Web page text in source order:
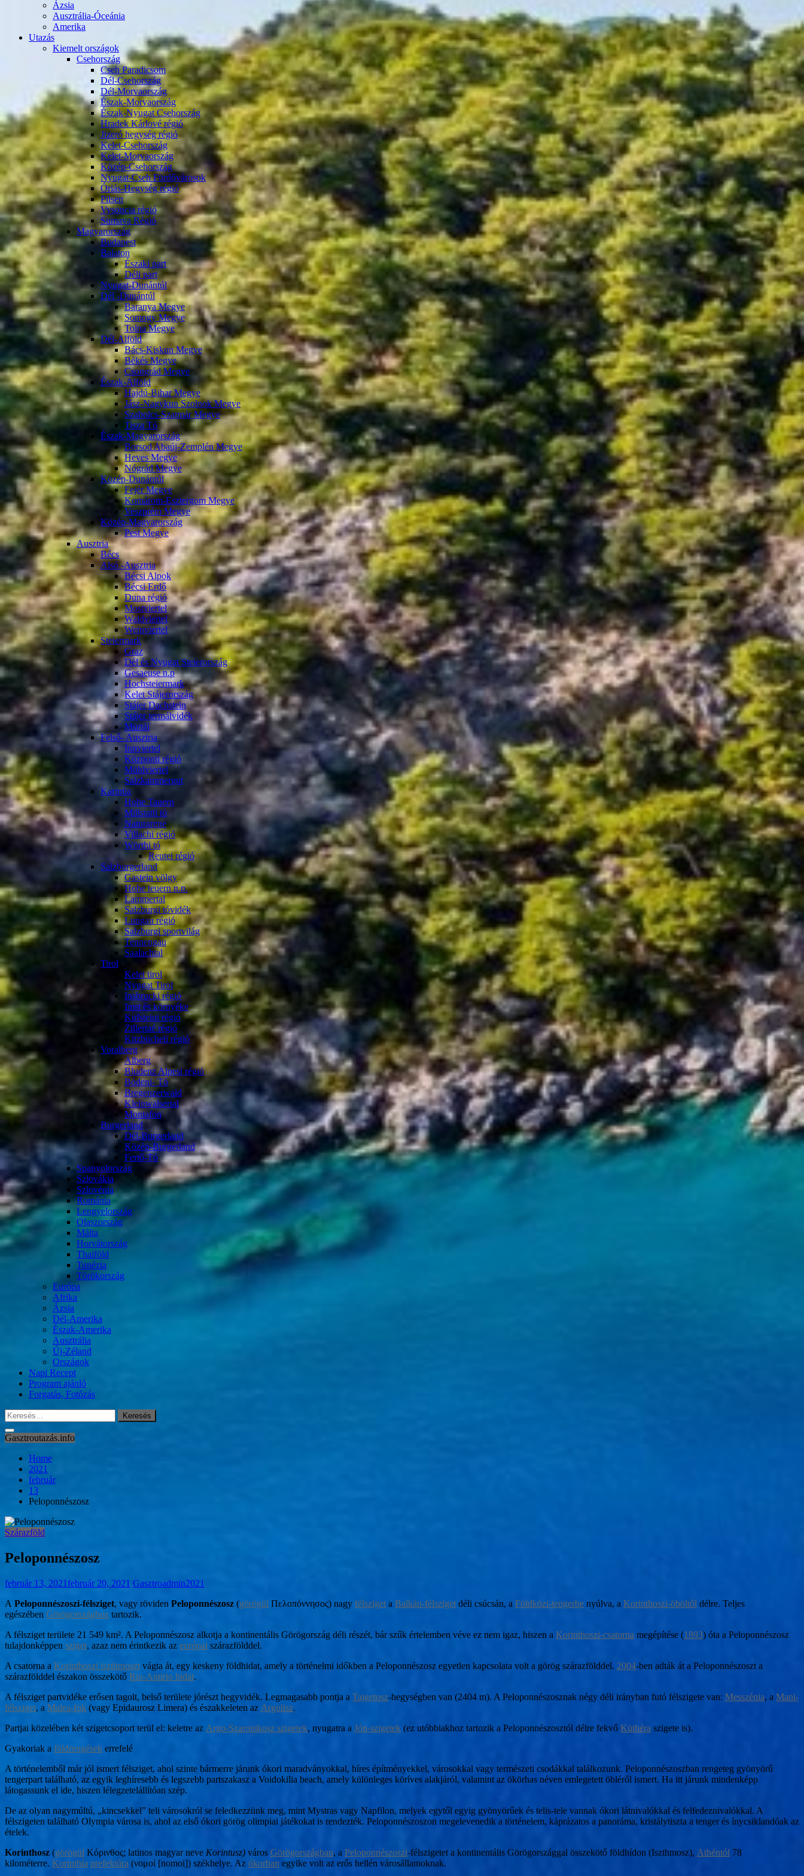
Ázsia
Ausztrália-Óceánia
Amerika
Utazás
Kiemelt országok
Csehország
Cseh Paradicsom
Dél-Csehország
Dél-Morvaország
Észak-Morvaország
Észak-Nyugat Csehország
Hradek Kárlové régió
Jizeró hegység régió
Kelet-Csehország
Kelet-Morvaország
Közép-Csehország
Nyugat-Cseh Fürdővárosok
Óriás-Hegység régió
Pilsen
Vysoncia régió
Sumava Régió
Magyarország
Budapest
Balaton
Északi part
Déli part
Nyugat-Dunántúl
Dél -Dunántúl
Baranya Megye
Somogy Megye
Tolna Megye
Dél-Alföld
Bács-Kiskun Megye
Békés Megye
Csongrád Megye
Észak-Alföld
Hajdú-Bihar Megye
Jász-Nagykun Szolnok Megye
Szabolcs-Szatmár Megye
Tisza Tó
Észak-Magyarország
Borsod Abaúj-Zemplén Megye
Heves Megye
Nógrád Megye
Közép-Dunántúl
Fejér Megye
Komárom-Esztergom Megye
Veszprém Megye
Közép-Magyarország
Pest Megye
Ausztria
Bécs
Alsó -Ausztria
Bécsi Alpok
Bécsi Erdő
Duna régió
Mostviertel
Waldviertel
Weinviertel
Steiermark
Graz
Dél és Nyugat Steierország
Gesaeuse n.p
Hochsteiermark
Kelet Stájerország
Stájer Dachstein
Stájer termálvidék
Murtál
Felső- Ausztria
Innviertel
Központi régió
Mühlviertel
Salzkammergut
Karintia
Hohe Tauern
Millstatti tó
Naturarene
Villachi régió
Wörthi tó
Reutei régió
Salzburgerland
Gastein völgy
Hohe teuern n.p.
Lammertal
Salzburgi tóvidék
Lungau régió
Salzburgi sportvilág
Tennengau
Saalachtal
Tirol
Kelet tirol
Nyugat Tirol
Insbrucki régió
Imst és környéke
Kufsteini régió
Zillertaé régió
Kitzbücheli régió
Voralberg
Alberg
Bludenz Alpesi régió
Bódeni- Tó
Bregenzerwald
Kleinwalsertal
Montafon
Burgerland
Dél-Burgerland
Közép-Burgerland
Fertő-Tó
Spanyolország
Szlovákia
Szlovénia
Románia
Lengyelország
Olaszország
Málta
Horvátország
Thaiföld
Tunézia
Törökország
Európa
Afrika
Ázsia
Dél-Amerika
Észak-Amerika
Ausztrália
Új-Zéland
Országok
Napi Recept
Program ajánló
Forgatás, Fotózás
Keresés:
Gasztroutazás.info
Home
2021
február
13
Peloponnészosz
Szárazföld
Peloponnészosz
február 13, 2021február 20, 2021 Gasztroadmin2021
A Peloponnészoszi-félsziget, vagy röviden Peloponnészosz (görögül Πελοπόννησος) nagy félsziget a Balkán-félsziget déli csúcsán, a Földközi-tengerbe nyúlva, a Korinthoszi-öböltől délre. Teljes
egészében Görögországhoz tartozik.
A félsziget területe 21 549 km². A Peloponnészosz alkotja a kontinentális Görögország déli részét, bár szűk értelemben véve ez nem igaz, hiszen a Korinthoszi-csatorna megépítése (1893) óta a Peloponnészosz
tulajdonképpen sziget, azaz nem érintkezik az európai szárazfölddel.
A csatorna a Korinthoszi iszthmoszt vágta át, egy keskeny földhidat, amely a történelmi időkben a Peloponnészosz egyetlen kapcsolata volt a görög szárazfölddel. 2004-ben adták át a Peloponnészoszt a
szárazfölddel északon összekötő Rio-Antirio hidat.
A félsziget partvidéke erősen tagolt, belső területe jórészt hegyvidék. Legmagasabb pontja a Tajgetosz-hegységben van (2404 m). A Peloponnészosznak négy déli irányban futó félszigete van: Messzénia, a Mani-
félsziget, a Malea-fok (vagy Epidaurosz Limera) és északkeleten az Argolisz.
Partjai közelében két szigetcsoport terül el: keletre az Argo-Szaronikosz szigetek, nyugatra a Jón-szigetek (ez utóbbiakhoz tartozik a Peloponnészosztól délre fekvő Küthéra szigete is).
Gyakoriak a földrengések errefelé
A történelemből már jól ismert félsziget, ahol szinte bármerre járunk ókori maradványokkal, híres építményekkel, városokkal vagy természeti csodákkal találkozunk. Peloponnészoszban rengeteg gyönyörű
tengerpart található, az egyik leghíresebb és legszebb partszakasz a Voidokilia beach, amely különleges köríves alakjáról, valamint az ökörhas néven emlegetett öbléről ismert. Ha itt járunk mindenképp
látogassunk el ide, hiszen lélegzetelállítóan szép.
De az olyan nagymúltú, „kincsekkel” teli városokról se feledkezzünk meg, mint Mystras vagy Napfilon, melyek egytől egyig gyönyörűek és telis-tele vannak ókori látnivalókkal és felfedeznivalókkal. A
félszigeten található Olympia városa is, ahol az első ókori görög olimpiai játékokat is rendezték. Peloponnészoszon megelevenedik a történelem, káprázatos a panoráma, kristálytiszta a tenger és ínycsiklandóak az
ételek.
Korinthosz (görögül Κόρινθος; latinos magyar neve Korintusz) város Görögországban, a Peloponnészoszi-félszigetet a kontinentális Görögországgal összekötő földhídon (Iszthmosz), Athéntól 78
kilométerre. Korinthía prefektúra (νομοί [nomoi]) székhelye. Az ókorban egyike volt az erős hellén városállamoknak.